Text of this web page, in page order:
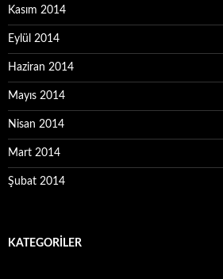
Kasım 2014
Eylül 2014
Haziran 2014
Mayıs 2014
Nisan 2014
Mart 2014
Şubat 2014
KATEGORILER